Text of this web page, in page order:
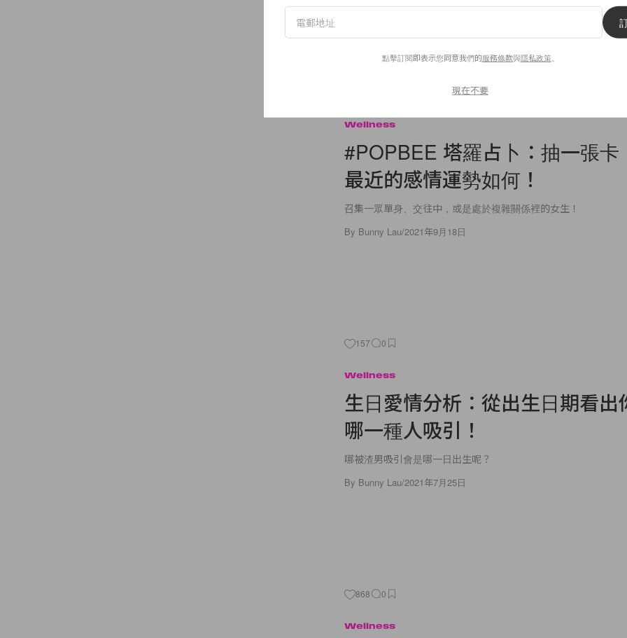
Wellness
#POPBEE 塔羅占卜：抽一張卡
最近的感情運勢如何！
召集一眾單身、交往中，或是處於複雜關係裡的女生！
By Bunny Lau/2021年9月18日
157 0
Wellness
生日愛情分析：從出生日期看出
哪一種人吸引！
哪被渣男吸引會是哪一日出生呢？
By Bunny Lau/2021年7月25日
868 0
Wellness
點擊訂閱即表示您同意我們的服務條款與隱私政策。
現在不要